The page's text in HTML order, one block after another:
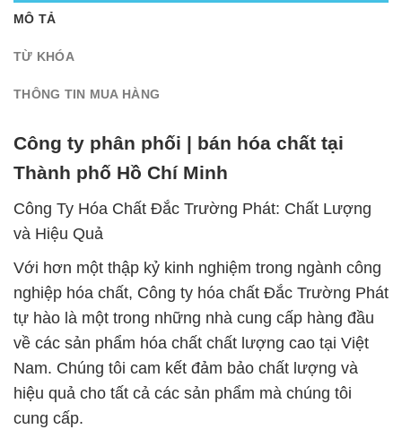
MÔ TẢ
TỪ KHÓA
THÔNG TIN MUA HÀNG
Công ty phân phối | bán hóa chất tại
Thành phố Hồ Chí Minh
Công Ty Hóa Chất Đắc Trường Phát: Chất Lượng
và Hiệu Quả
Với hơn một thập kỷ kinh nghiệm trong ngành công
nghiệp hóa chất, Công ty hóa chất Đắc Trường Phát
tự hào là một trong những nhà cung cấp hàng đầu
về các sản phẩm hóa chất chất lượng cao tại Việt
Nam. Chúng tôi cam kết đảm bảo chất lượng và
hiệu quả cho tất cả các sản phẩm mà chúng tôi
cung cấp.